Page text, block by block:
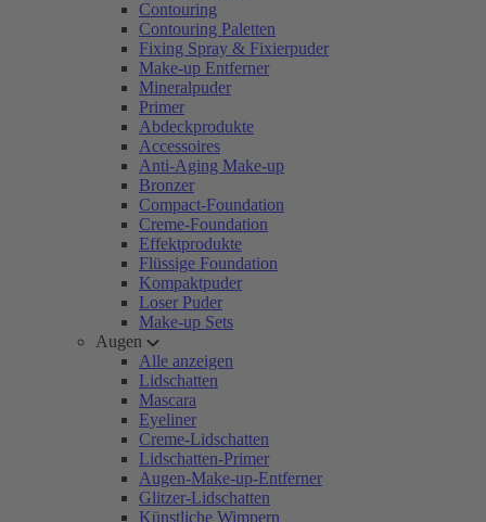
Contouring
Contouring Paletten
Fixing Spray & Fixierpuder
Make-up Entferner
Mineralpuder
Primer
Abdeckprodukte
Accessoires
Anti-Aging Make-up
Bronzer
Compact-Foundation
Creme-Foundation
Effektprodukte
Flüssige Foundation
Kompaktpuder
Loser Puder
Make-up Sets
Augen
Alle anzeigen
Lidschatten
Mascara
Eyeliner
Creme-Lidschatten
Lidschatten-Primer
Augen-Make-up-Entferner
Glitzer-Lidschatten
Künstliche Wimpern